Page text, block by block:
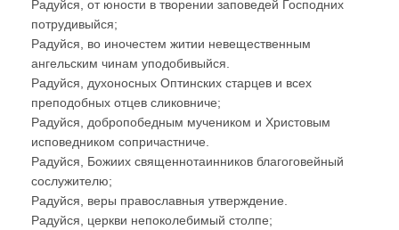
Радуйся, от юности в творении заповедей Господних
потрудивыйся;
Радуйся, во иночестем житии невещественным
ангельским чинам уподобивыйся.
Радуйся, духоносных Оптинских старцев и всех
преподобных отцев сликовниче;
Радуйся, добропобедным мучеником и Христовым
исповедником сопричастниче.
Радуйся, Божиих священнотаинников благоговейный
сослужителю;
Радуйся, веры православныя утверждение.
Радуйся, церкви непоколебимый столпе;